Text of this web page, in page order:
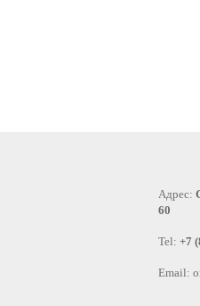
Адрес:
60
Tel: +7
Email: